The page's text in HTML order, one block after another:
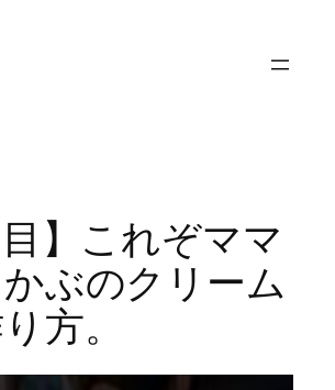
目】これぞママ
ぶのクリーム
方。